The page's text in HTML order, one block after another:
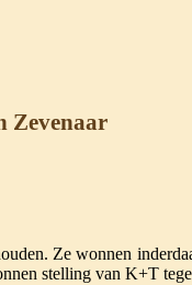
Zevenaar
Ze wonnen
stelling van K+T